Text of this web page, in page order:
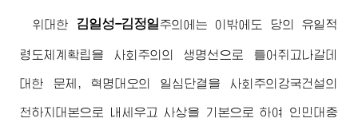
위대한 김일성-김정일주의 에는 이밖에도 당의 유일적
령도체계확립을 사회주의의 생명선으로 틀어쥐고나갈데
대한 문제, 혁명대오의 일심단결을 사회주의강국건설의
천하지대본으로 내세우고 사상을 기본으로 하여 인민대중